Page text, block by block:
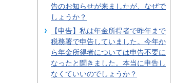
告のお知らせが来ましたが、なぜで
しょうか？
【申告】私は年金所得者で昨年まで
税務署で申告していました。今年か
ら年金所得者については申告不要に
なったと聞きました。本当に申告し
なくていいのでしょうか？